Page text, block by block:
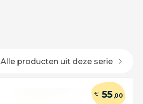
Alle producten uit deze serie
€55,00